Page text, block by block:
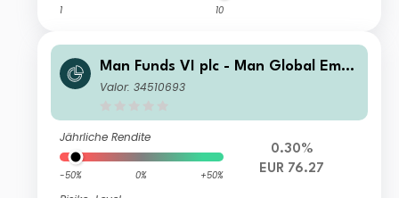
1 10
Man Funds VI plc - Man Global Emer
ging Markets Debt Total Return DMF
Valor: 34510693
Jährliche Rendite
-50% 0% +50%
0.30%
EUR 76.27